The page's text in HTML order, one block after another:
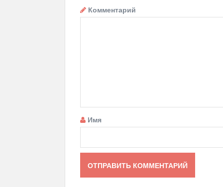
Комментарий
Имя